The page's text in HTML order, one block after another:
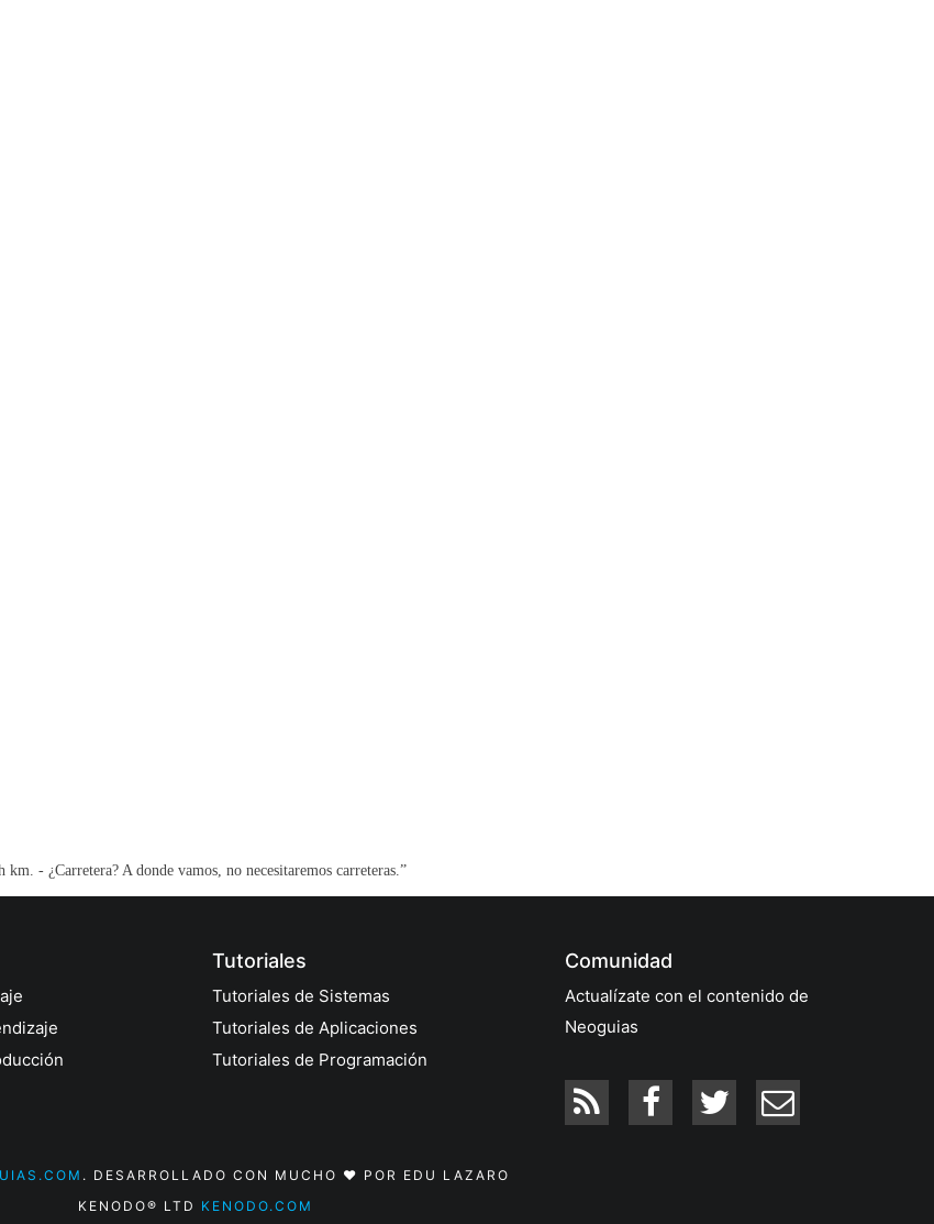
- ¿Carretera? A donde vamos, no necesitaremos carreteras.”
Tutoriales
Tutoriales de Sistemas
Tutoriales de Aplicaciones
Tutoriales de Programación
Comunidad
Actualízate con el contenido de
Neoguias
. DESARROLLADO CON MUCHO ❤️ POR EDU LAZARO
KENODO® LTD KENODO.COM